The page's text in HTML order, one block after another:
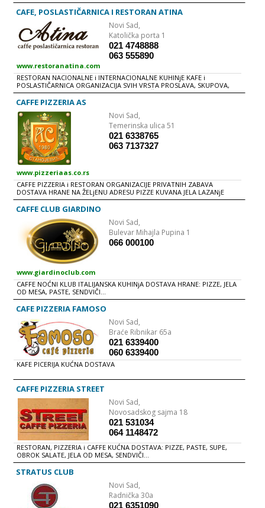
CAFE, POSLASTIČARNICA I RESTORAN ATINA
Novi Sad,
Katolička porta 1
021 4748888
063 555890
www.restoranatina.com
RESTORAN NACIONALNE i INTERNACIONALNE KUHINjE KAFE i
POSLASTIČARNICA ORGANIZACIJA SVIH VRSTA PROSLAVA, SKUPOVA,
DOGAĐAJA... MUZIČKI PROGRAM SVAKE VEČERI
CAFFE PIZZERIA AS
Novi Sad,
Temerinska ulica 51
021 6338765
063 7137327
www.pizzeriaas.co.rs
CAFFE PIZZERIA i RESTORAN ORGANIZACIJE PRIVATNIH ZABAVA
DOSTAVA HRANE NA ŽELjENU ADRESU PIZZE KUVANA JELA LAZANjE
PLjESKAVICE SENDVIČI TORTOLjE KOLENICA U TESTU
CAFFE CLUB GIARDINO
Novi Sad,
Bulevar Mihajla Pupina 1
066 000100
www.giardinoclub.com
CAFFE NOĆNI KLUB ITALIJANSKA KUHINjA DOSTAVA HRANE: PIZZE, JELA
OD MESA, PASTE, SENDVIČI...
CAFE PIZZERIA FAMOSO
Novi Sad,
Braće Ribnikar 65a
021 6339400
060 6339400
KAFE PICERIJA KUĆNA DOSTAVA
CAFFE PIZZERIA STREET
Novi Sad,
Novosadskog sajma 18
021 531034
064 1148472
RESTORAN, PIZZERIA i CAFFE KUĆNA DOSTAVA: PIZZE, PASTE, SUPE,
OBROK SALATE, JELA OD MESA, SENDVIČI...
STRATUS CLUB
Novi Sad,
Radnička 30a
021 6351090